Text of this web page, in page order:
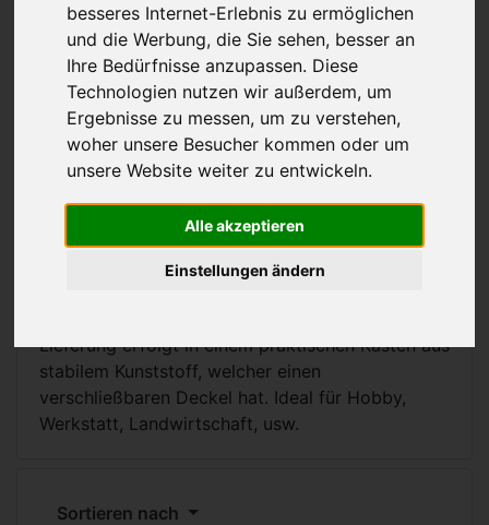
besseres Internet-Erlebnis zu ermöglichen
und die Werbung, die Sie sehen, besser an
Ihre Bedürfnisse anzupassen. Diese
Technologien nutzen wir außerdem, um
Ergebnisse zu messen, um zu verstehen,
woher unsere Besucher kommen oder um
unsere Website weiter zu entwickeln.
Alle akzeptieren
Einstellungen ändern
Der Shop wird aktuell gewartet. Es werden
keine Bestellungen bis auf Weiteres bearbeitet.
Home
Katalog Sortimentkästen / Vorratsboxen
Sortimentkästen
Mit unseren Sortimentsboxen erhalten Sie ein
umfangreiches Set mit unterschiedlichen
Lieferung erfolgt in einem praktischen Kasten aus
stabilem Kunststoff, welcher einen
verschließbaren Deckel hat. Ideal für Hobby,
Werkstatt, Landwirtschaft, usw.
Sortieren nach